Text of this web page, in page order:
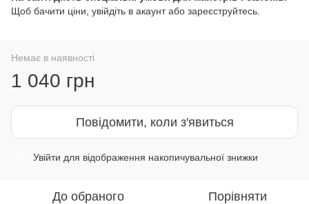
Щоб бачити ціни, увійдіть в акаунт або зареєструйтесь.
Немає в наявності
1 040 грн
Повідомити, коли з'явиться
Увійти для відображення накопичувальної знижки
До обраного Порівняти